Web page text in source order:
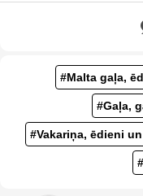
#Malta gaļa,
#Gaļa,
#Vakariņa, ēdieni